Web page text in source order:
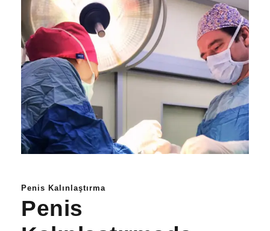
Penis Kalınlaştırma
Penis